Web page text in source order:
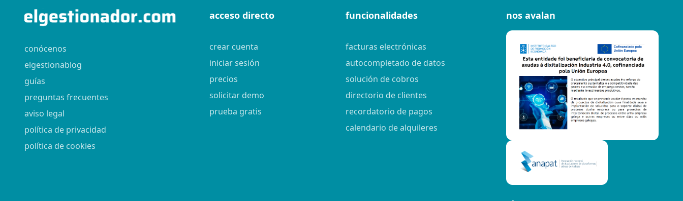
conócenos
elgestionablog
guías
preguntas frecuentes
aviso legal
política de privacidad
política de cookies
acceso directo
crear cuenta
iniciar sesión
precios
solicitar demo
prueba gratis
funcionalidades
facturas electrónicas
autocompletado de datos
solución de cobros
directorio de clientes
recordatorio de pagos
calendario de alquileres
nos avalan